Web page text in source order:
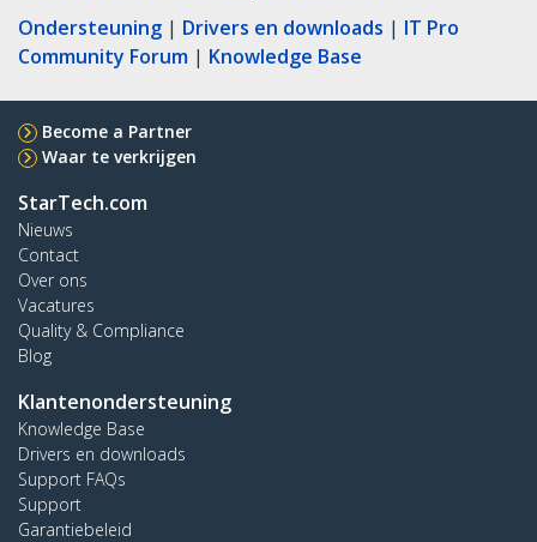
Ondersteuning | Drivers en downloads | IT Pro
Community Forum | Knowledge Base
Become a Partner
Waar te verkrijgen
StarTech.com
Nieuws
Contact
Over ons
Vacatures
Quality & Compliance
Blog
Klantenondersteuning
Knowledge Base
Drivers en downloads
Support FAQs
Support
Garantiebeleid